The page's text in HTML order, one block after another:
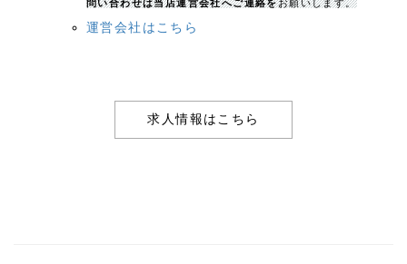
問い合わせは当店運営会社へご連絡をお願いします。
運営会社はこちら
求人情報はこちら